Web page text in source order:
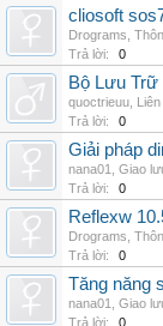
cliosoft
Drograms
Trả lời:
0
Bộ Lưu
quoctrieuu
Trả lời:
0
Giải pháp
nana01
Giao
Trả lời:
0
Reflexw
Drograms
Trả lời:
0
Tăng năng
nana01
Giao
Trả lời:
0